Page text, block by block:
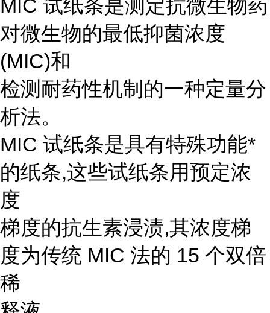
MIC 试纸条是测定抗微生物药
对微生物的最低抑菌浓度
(MIC)和
检测耐药性机制的一种定量分
析法。
MIC 试纸条是具有特殊功能*
的纸条,这些试纸条用预定浓
度
梯度的抗生素浸渍,其浓度梯
度为传统 MIC 法的 15 个双倍
稀